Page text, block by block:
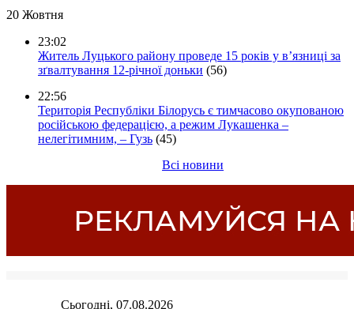
20 Жовтня
23:02
Житель Луцького району проведе 15 років у в’язниці за
зґвалтування 12-річної доньки (56)
22:56
Територія Республіки Білорусь є тимчасово окупованою
російською федерацією, а режим Лукашенка –
нелегітимним, – Гузь (45)
Всі новини